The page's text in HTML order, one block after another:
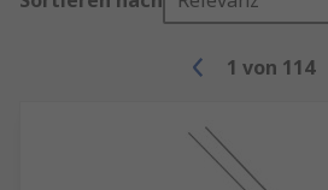
1 von 114